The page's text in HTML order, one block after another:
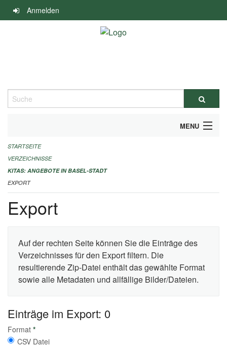
Navigation
überspringen
Anmelden
Suche
MENU
ALLGEMEINE INFORMATIONEN
IMPRESSUM
STARTSEITE
VERZEICHNISSE
KITAS: ANGEBOTE IN BASEL-STADT
EXPORT
Export
Auf der rechten Seite können Sie die Einträge des
Verzeichnisses für den Export filtern. Die
resultierende Zip-Datei enthält das gewählte Format
sowie alle Metadaten und allfällige Bilder/Dateien.
Einträge im Export: 0
Format *
CSV Datei